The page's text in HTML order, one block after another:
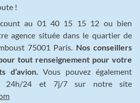
!
au 01 40 15 15 12 ou bien
agence située dans le quartier de
75001 Paris. Nos conseillers
tout renseignement pour votre
d’avion.
Vous pouvez également
24h/24 et 7j/7 sur notre site